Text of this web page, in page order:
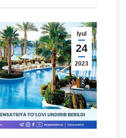
Iyul
24
2023